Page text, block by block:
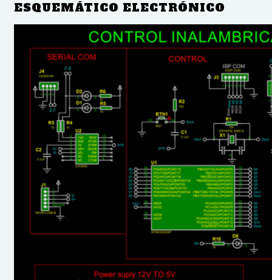
ESQUEMÁTICO ELECTRÓNICO